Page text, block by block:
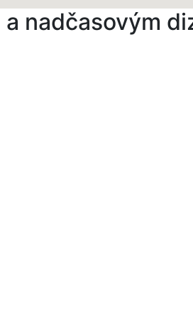
nadčasovým